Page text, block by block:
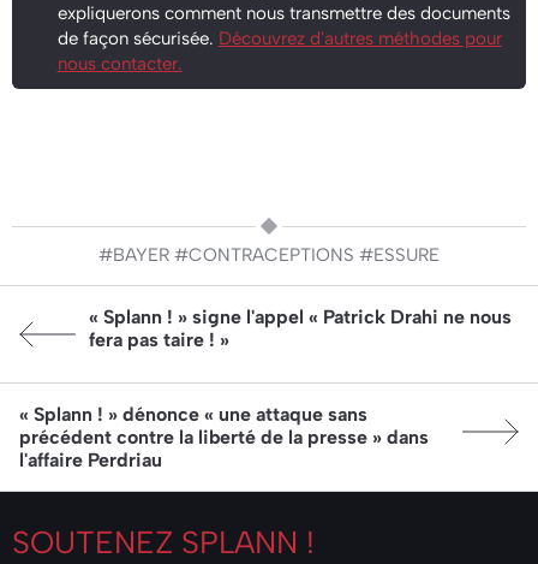
expliquerons comment nous transmettre des documents
de façon sécurisée. Découvrez d'autres méthodes pour
nous contacter.
#BAYER #CONTRACEPTIONS #ESSURE
Article précédent:
« Splann ! » signe l'appel « Patrick Drahi ne nous
fera pas taire ! »
Article suivant:
« Splann ! » dénonce « une attaque sans
précédent contre la liberté de la presse » dans
l'affaire Perdriau
SOUTENEZ SPLANN !